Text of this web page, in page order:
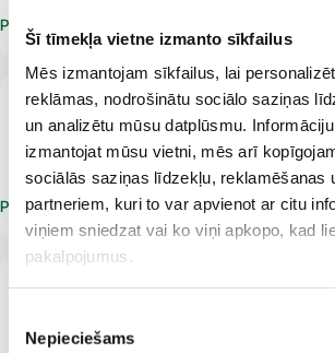
Šī tīmekļa vietne izmanto sīkfailus
Mēs izmantojam sīkfailus, lai
reklāmas, nodrošinātu sociālo saziņas
un analizētu mūsu datplūsmu.
izmantojat mūsu vietni, mēs arī
sociālās saziņas līdzekļu, reklamēšanas
partneriem, kuri to var apvienot ar citu
viņiem sniedzat vai ko viņi apkopo, kad
pakalpojumus.
izvēle
Nepieciešams
Pieteikt vizīti
LV
Anastasija Oša
DermatologsVenerologs
Pieteikt vizīti
LV No dzimšanas brīža